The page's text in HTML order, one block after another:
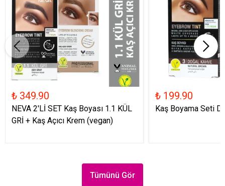
₺ 349.90
NEVA 2'Lİ SET Kaş Boyası 1.1 KÜL
GRİ + Kaş Açıcı Krem (vegan)
₺ 199.90
Kaş Boyama Seti
Tümünü Gör